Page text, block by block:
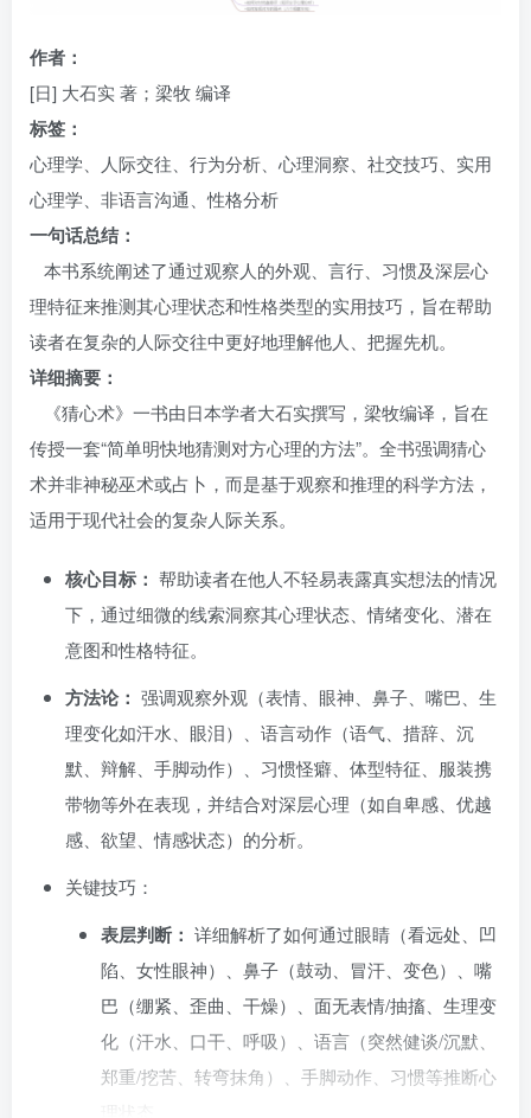
作者：
[日] 大石实 著；梁牧 编译
标签：
心理学、人际交往、行为分析、心理洞察、社交技巧、实用
心理学、非语言沟通、性格分析
一句话总结：
本书系统阐述了通过观察人的外观、言行、习惯及深层心
理特征来推测其心理状态和性格类型的实用技巧，旨在帮助
读者在复杂的人际交往中更好地理解他人、把握先机。
详细摘要：
《猜心术》一书由日本学者大石实撰写，梁牧编译，旨在
传授一套“简单明快地猜测对方心理的方法”。全书强调猜心
术并非神秘巫术或占卜，而是基于观察和推理的科学方法，
适用于现代社会的复杂人际关系。
核心目标： 帮助读者在他人不轻易表露真实想法的情况
下，通过细微的线索洞察其心理状态、情绪变化、潜在
意图和性格特征。
方法论： 强调观察外观（表情、眼神、鼻子、嘴巴、生
理变化如汗水、眼泪）、语言动作（语气、措辞、沉
默、辩解、手脚动作）、习惯怪癖、体型特征、服装携
带物等外在表现，并结合对深层心理（如自卑感、优越
感、欲望、情感状态）的分析。
关键技巧：
表层判断： 详细解析了如何通过眼睛（看远处、凹
陷、女性眼神）、鼻子（鼓动、冒汗、变色）、嘴
巴（绷紧、歪曲、干燥）、面无表情/抽搐、生理变
化（汗水、口干、呼吸）、语言（突然健谈/沉默、
郑重/挖苦、转弯抹角）、手脚动作、习惯等推断心